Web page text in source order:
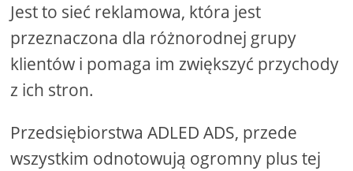
Jest to sieć reklamowa, która jest
przeznaczona dla różnorodnej grupy
klientów i pomaga im zwiększyć przychody
z ich stron.
Przedsiębiorstwa ADLED ADS, przede
wszystkim odnotowują ogromny plus tej